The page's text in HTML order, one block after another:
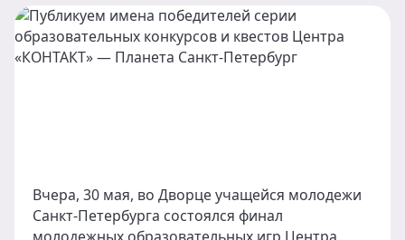
Вчера, 30 мая, во Дворце учащейся молодежи
Санкт-Петербурга состоялся финал